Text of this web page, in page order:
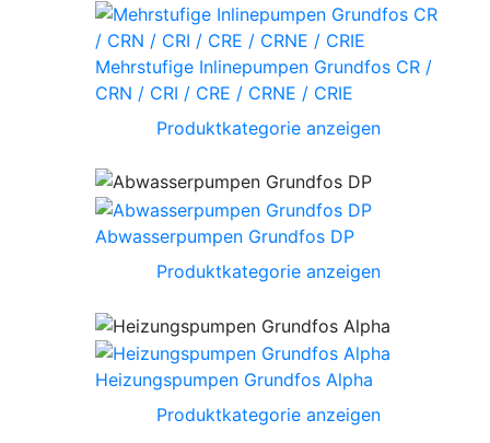
Mehrstufige Inlinepumpen Grundfos CR /
CRN / CRI / CRE / CRNE / CRIE
Produktkategorie anzeigen
Abwasserpumpen Grundfos DP
Produktkategorie anzeigen
Heizungspumpen Grundfos Alpha
Produktkategorie anzeigen